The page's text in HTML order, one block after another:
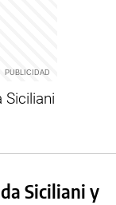
Siciliani y